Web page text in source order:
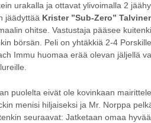
urakalla ja ottavat ylivoimalla 2
jäädyttää Krister ”Sub-Zero”
ohitse. Vastustaja pääsee
börsän. Peli on yhtäkkiä 2-4
Immu huomaa erää olevan jäljellä
puolelta eivät ole kovinkaan
menisi hiljaiseksi ja Mr. Norppa
seuraavat: Jatketaan omaa